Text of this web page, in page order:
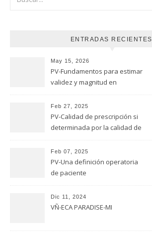
ENTRADAS RECIENTES
May 15, 2026
PV-Fundamentos para estimar
validez y magnitud en
Feb 27, 2025
PV-Calidad de prescripción si
determinada por la calidad de
Feb 07, 2025
PV-Una definición operatoria
de paciente
Dic 11, 2024
VÑ-ECA PARADISE-MI